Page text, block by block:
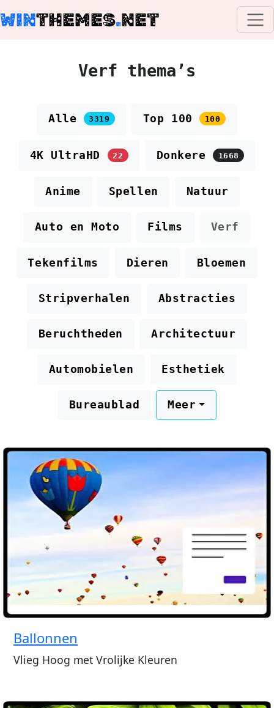
WINTHEMES.NET
Verf thema’s
Alle 3319 Top 100 100
4K UltraHD 22 Donkere 1668
Anime Spellen Natuur
Auto en Moto Films Verf
Tekenfilms Dieren Bloemen
Stripverhalen Abstracties
Beruchtheden Architectuur
Automobielen Esthetiek
Bureaublad Meer
Ballonnen
Vlieg Hoog met Vrolijke Kleuren